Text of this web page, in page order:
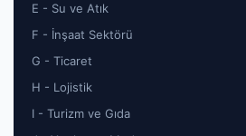
E - Su ve Atık
F - İnşaat Sektörü
G - Ticaret
H - Lojistik
I - Turizm ve Gıda